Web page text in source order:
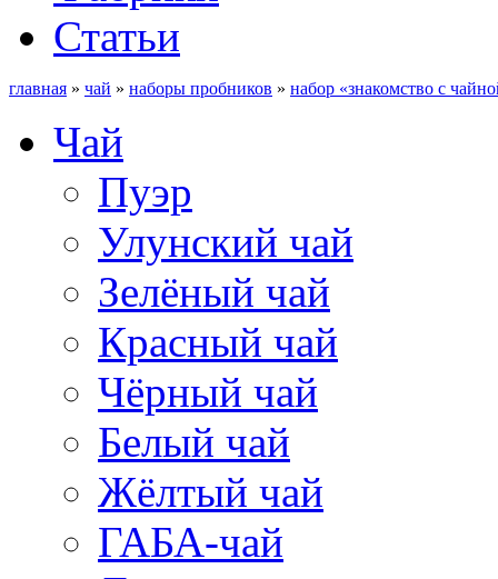
Статьи
главная » чай » наборы пробников » набор «знакомство с
Чай
Пуэр
Улунский чай
Зелёный чай
Красный чай
Чёрный чай
Белый чай
Жёлтый чай
ГАБА-чай